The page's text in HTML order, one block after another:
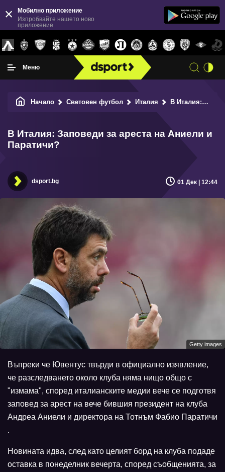
Мобилно приложение
Изпробвайте нашето ново
приложение
Меню
Начало Световен футбол Италия В Италия: Заповеди за ареста на Аниели и Паратичи?
В Италия: Заповеди за ареста на Аниели и
Паратичи?
dsport.bg 01 Дек | 12:44
Getty images
Въпреки че Ювентус твърди в официално изявление,
че разследването около клуба няма нищо общо с
"измама", според италианските медии вече се подготвя
заповед за арест на вече бившия президент на клуба
Андреа Аниели и директора на Тотнъм Фабио Паратичи
.
Новината идва, след като целият борд на клуба подаде
оставка в понеделник вечерта, според съобщенията, за